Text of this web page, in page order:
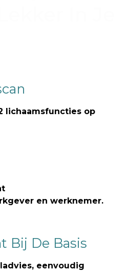
lichaamsfuncties op
en werknemer.
Bij De Basis
eenvoudig